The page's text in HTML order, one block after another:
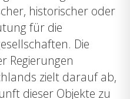
historischer oder
für die
Die
Regierungen
zielt darauf ab,
dieser Objekte zu